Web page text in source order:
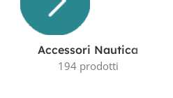
Accessori Nautica
194 prodotti